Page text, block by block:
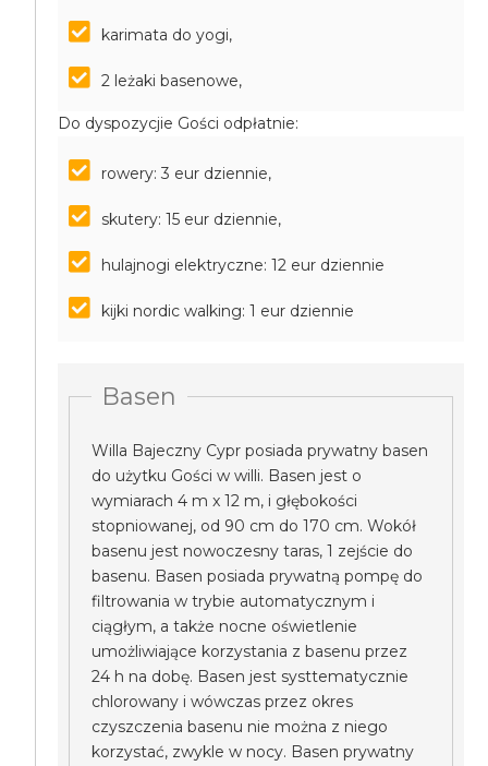
karimata do yogi,
2 leżaki basenowe,
Do dyspozycjie Gości odpłatnie:
rowery: 3 eur dziennie,
skutery: 15 eur dziennie,
hulajnogi elektryczne: 12 eur dziennie
kijki nordic walking: 1 eur dziennie
Basen
Willa Bajeczny Cypr posiada prywatny basen
do użytku Gości w willi. Basen jest o
wymiarach 4 m x 12 m, i głębokości
stopniowanej, od 90 cm do 170 cm. Wokół
basenu jest nowoczesny taras, 1 zejście do
basenu. Basen posiada prywatną pompę do
filtrowania w trybie automatycznym i
ciągłym, a także nocne oświetlenie
umożliwiające korzystania z basenu przez
24 h na dobę. Basen jest systtematycznie
chlorowany i wówczas przez okres
czyszczenia basenu nie można z niego
korzystać, zwykle w nocy. Basen prywatny